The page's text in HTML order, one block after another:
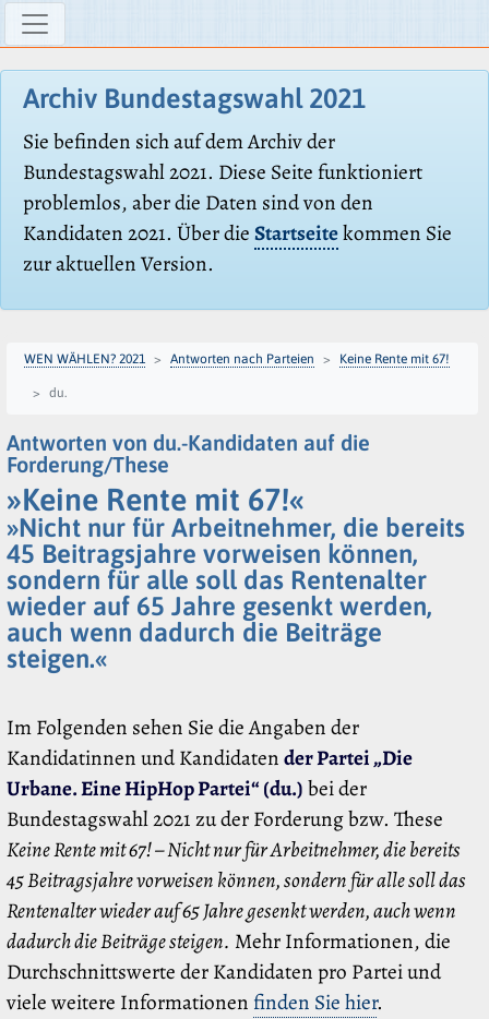
Archiv Bundestagswahl 2021
Sie befinden sich auf dem Archiv der
Bundestagswahl 2021. Diese Seite funktioniert
problemlos, aber die Daten sind von den
Kandidaten 2021. Über dieStartseitekommen Sie
zur aktuellen Version.
WEN WÄHLEN? 2021 Antworten nach Parteien Keine Rente mit 67!
du.
Antworten von du.-Kandidaten auf die
Forderung/These
»Keine Rente mit 67!«
»Nicht nur für Arbeitnehmer, die bereits
45 Beitragsjahre vorweisen können,
sondern für alle soll das Rentenalter
wieder auf 65 Jahre gesenkt werden,
auch wenn dadurch die Beiträge
steigen.«
Im Folgenden sehen Sie die Angaben der
Kandidatinnen und Kandidatender Partei „Die
Urbane. Eine HipHop Partei“ (du.)bei der
Bundestagswahl 2021 zu der Forderung bzw. These
Keine Rente mit 67! – Nicht nur für Arbeitnehmer, die bereits
45 Beitragsjahre vorweisen können, sondern für alle soll das
Rentenalter wieder auf 65 Jahre gesenkt werden, auch wenn
dadurch die Beiträge steigen. Mehr Informationen, die
Durchschnittswerte der Kandidaten pro Partei und
viele weitere Informationen finden Sie hier.